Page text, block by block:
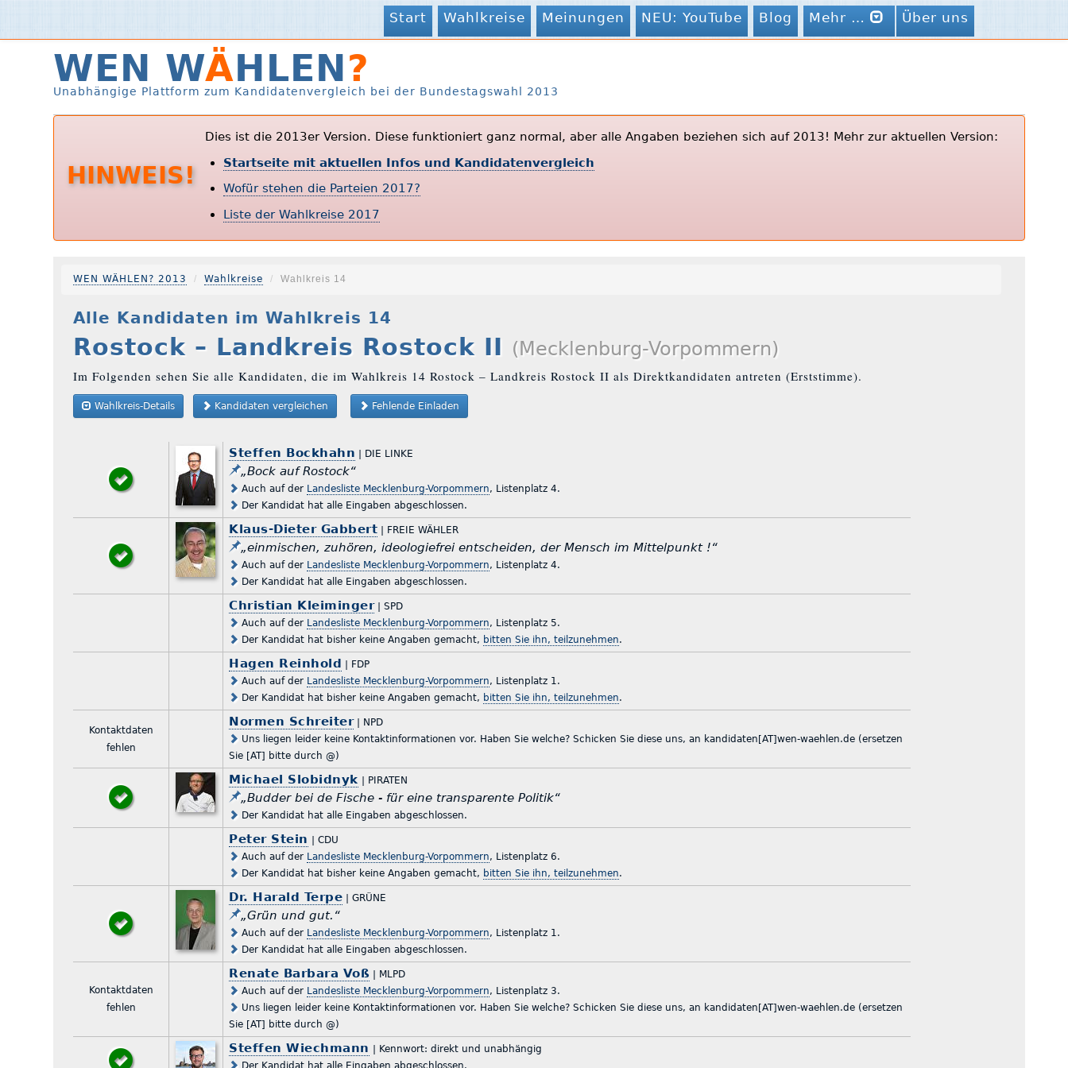
Start Wahlkreise Meinungen NEU: YouTube Blog Mehr … Über uns
WEN WÄHLEN?
Unabhängige Plattform zum Kandidatenvergleich bei der Bundestagswahl 2013
HINWEIS!
Dies ist die 2013er Version. Diese funktioniert ganz normal, aber alle Angaben beziehen sich auf 2013! Mehr zur aktuellen Version:
Startseite mit aktuellen Infos und Kandidatenvergleich
Wofür stehen die Parteien 2017?
Liste der Wahlkreise 2017
WEN WÄHLEN? 2013 Wahlkreise Wahlkreis 14
Alle Kandidaten im Wahlkreis 14
Rostock – Landkreis Rostock II (Mecklenburg-Vorpommern)
Im Folgenden sehen Sie alle Kandidaten, die im Wahlkreis 14 Rostock – Landkreis Rostock II als Direktkandidaten antreten (Erststimme).
Kandidaten vergleichen Fehlende Einladen
Wahlkreis-Details
Steffen Bockhahn | DIE LINKE
„Bock auf Rostock“
Auch auf der Landesliste Mecklenburg-Vorpommern, Listenplatz 4.
Der Kandidat hat alle Eingaben abgeschlossen.
Klaus-Dieter Gabbert | FREIE WÄHLER
„einmischen, zuhören, ideologiefrei entscheiden, der Mensch im Mittelpunkt !“
Auch auf der Landesliste Mecklenburg-Vorpommern, Listenplatz 4.
Der Kandidat hat alle Eingaben abgeschlossen.
Christian Kleiminger| SPD
Auch auf der Landesliste Mecklenburg-Vorpommern, Listenplatz 5.
Der Kandidat hat bisher keine Angaben gemacht, bitten Sie ihn, teilzunehmen.
Hagen Reinhold | FDP
Auch auf der Landesliste Mecklenburg-Vorpommern, Listenplatz 1.
Der Kandidat hat bisher keine Angaben gemacht, bitten Sie ihn, teilzunehmen.
Kontaktdaten
fehlen
Normen Schreiter| NPD
Uns liegen leider keine Kontaktinformationen vor. Haben Sie welche? Schicken Sie diese uns, an kandidaten[AT]wen-waehlen.de (ersetzen
Sie [AT] bitte durch @)
Michael Slobidnyk | PIRATEN
„Budder bei de Fische - für eine transparente Politik“
Der Kandidat hat alle Eingaben abgeschlossen.
Peter Stein
| CDU
Auch auf der Landesliste Mecklenburg-Vorpommern, Listenplatz 6.
Der Kandidat hat bisher keine Angaben gemacht, bitten Sie ihn, teilzunehmen.
Dr. Harald Terpe | GRÜNE
„Grün und gut.“
Auch auf der Landesliste Mecklenburg-Vorpommern, Listenplatz 1.
Der Kandidat hat alle Eingaben abgeschlossen.
Kontaktdaten
fehlen
Renate Barbara Voß | MLPD
Auch auf der Landesliste Mecklenburg-Vorpommern, Listenplatz 3.
Uns liegen leider keine Kontaktinformationen vor. Haben Sie welche? Schicken Sie diese uns, an kandidaten[AT]wen-waehlen.de (ersetzen
Sie [AT] bitte durch @)
Steffen Wiechmann
| Kennwort: direkt und unabhängig
Der Kandidat hat alle Eingaben abgeschlossen.